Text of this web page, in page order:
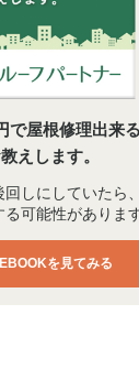
で屋根修理出来
えします。
しにしていたら
可能性があります
を見てみる